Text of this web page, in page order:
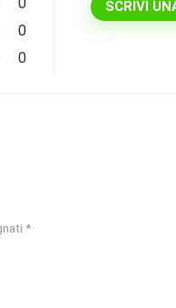
0
0
0
SCRIVI
*